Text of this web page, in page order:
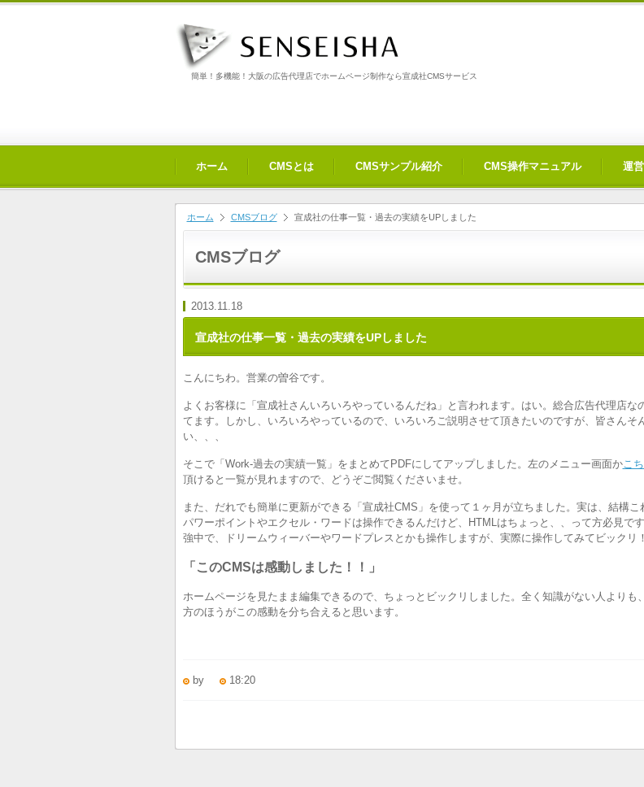
簡単！多機能！大阪の広告代理店でホームページ制作なら宣成社CMSサービス
ホーム CMSとは CMSサンプル紹介 CMS操作マニュアル 運
ホーム CMSブログ 宣成社の仕事一覧・過去の実績をUPしました
CMSブログ
2013.11.18
宣成社の仕事一覧・過去の実績をUPしました
こんにちわ。営業の曽谷です。
よくお客様に「宣成社さんいろいろやっているんだね」と言われます。はい。総合広告代理店な
てます。しかし、いろいろやっているので、いろいろご説明させて頂きたいのですが、皆さんそ
い、、、
そこで「Work-過去の実績一覧」をまとめてPDFにしてアップしました。左のメニュー画面かこ
頂けると一覧が見れますので、どうぞご閲覧くださいませ。
また、だれでも簡単に更新ができる「宣成社CMS」を使って１ヶ月が立ちました。実は、結構こ
パワーポイントやエクセル・ワードは操作できるんだけど、HTMLはちょっと、、って方必見で
強中で、ドリームウィーバーやワードプレスとかも操作しますが、実際に操作してみてビックリ
「このCMSは感動しました！！」
ホームページを見たまま編集できるので、ちょっとビックリしました。全く知識がない人よりも
方のほうがこの感動を分ち合えると思います。
by 18:20